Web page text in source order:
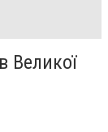
Великої